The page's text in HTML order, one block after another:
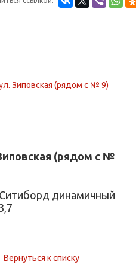
(рядом с №
Ситиборд динамичный
Вернуться к списку